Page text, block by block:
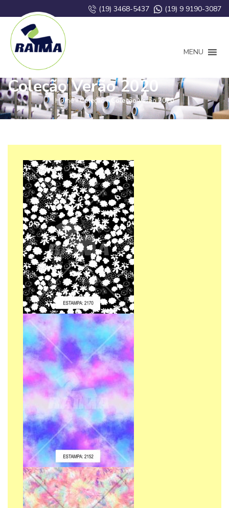
(19) 3468-5437 (19) 9 9190-3087
MENU
Coleção Verão 2020
Home»Coleção» Coleção Verão 2020